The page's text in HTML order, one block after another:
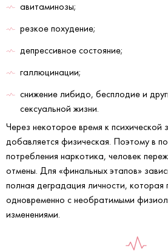
авитаминозы;
резкое похудение;
депрессивное состояние;
галлюцинации;
снижение либидо, бесплодие и
сексуальной жизни.
Через некоторое время к психической
добавляется физическая. Поэтому в
потребления наркотика, человек
отмены. Для «финальных этапов»
полная деградация личности, которая
одновременно с необратимыми
изменениями.